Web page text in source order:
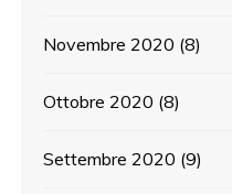
Novembre 2020 (8)
Ottobre 2020 (8)
Settembre 2020 (9)